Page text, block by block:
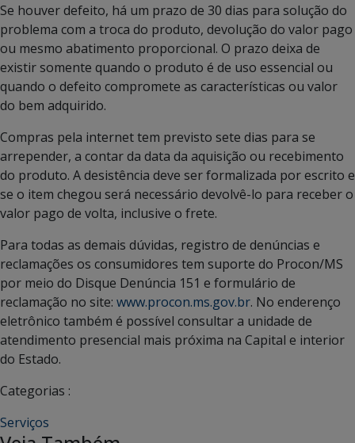
Se houver defeito, há um prazo de 30 dias para solução do
problema com a troca do produto, devolução do valor pago
ou mesmo abatimento proporcional. O prazo deixa de
existir somente quando o produto é de uso essencial ou
quando o defeito compromete as características ou valor
do bem adquirido.
Compras pela internet tem previsto sete dias para se
arrepender, a contar da data da aquisição ou recebimento
do produto. A desistência deve ser formalizada por escrito e
se o item chegou será necessário devolvê-lo para receber o
valor pago de volta, inclusive o frete.
Para todas as demais dúvidas, registro de denúncias e
reclamações os consumidores tem suporte do Procon/MS
por meio do Disque Denúncia 151 e formulário de
reclamação no site: www.procon.ms.gov.br. No enderenço
eletrônico também é possível consultar a unidade de
atendimento presencial mais próxima na Capital e interior
do Estado.
Categorias :
Serviços